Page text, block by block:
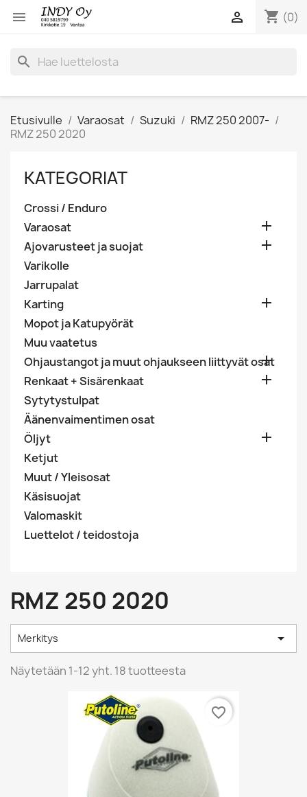
 shopping_cart (0)

search
Etusivulle Varaosat Suzuki
RMZ 250 2007-
RMZ 250 2020
KATEGORIAT
Crossi / Enduro
Varaosat

Ajovarusteet ja suojat 
Varikolle
Jarrupalat
Karting

Mopot ja Katupyörät
Muu vaatetus
Ohjaustangot ja muut ohjaukseen liittyvät osat

Renkaat + Sisärenkaat 
Sytytystulpat
Äänenvaimentimen osat
Öljyt

Ketjut
Muut / Yleisosat
Käsisuojat
Valomaskit
Luettelot / teidostoja
RMZ 250 2020
Merkitys 
Näytetään 1-12 yht. 18 tuotteesta
favorite_border